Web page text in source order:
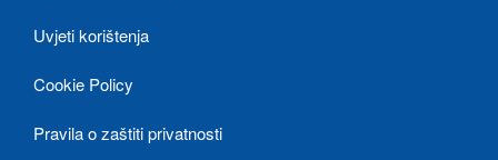
Uvjeti korištenja
Cookie Policy
Pravila o zaštiti privatnosti